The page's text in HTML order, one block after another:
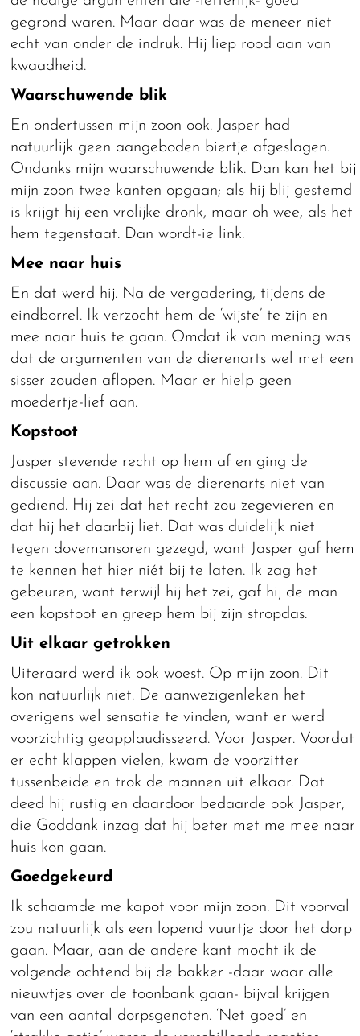
gegrond waren. Maar daar was de meneer niet
echt van onder de indruk. Hij liep rood aan van
kwaadheid.
Waarschuwende blik
En ondertussen mijn zoon ook. Jasper had
natuurlijk geen aangeboden biertje afgeslagen.
Ondanks mijn waarschuwende blik. Dan kan het bij
mijn zoon twee kanten opgaan; als hij blij gestemd
is krijgt hij een vrolijke dronk, maar oh wee, als het
hem tegenstaat. Dan wordt-ie link.
Mee naar huis
En dat werd hij. Na de vergadering, tijdens de
eindborrel. Ik verzocht hem de ‘wijste’ te zijn en
mee naar huis te gaan. Omdat ik van mening was
dat de argumenten van de dierenarts wel met een
sisser zouden aflopen. Maar er hielp geen
moedertje-lief aan.
Kopstoot
Jasper stevende recht op hem af en ging de
discussie aan. Daar was de dierenarts niet van
gediend. Hij zei dat het recht zou zegevieren en
dat hij het daarbij liet. Dat was duidelijk niet
tegen dovemansoren gezegd, want Jasper gaf hem
te kennen het hier niét bij te laten. Ik zag het
gebeuren, want terwijl hij het zei, gaf hij de man
een kopstoot en greep hem bij zijn stropdas.
Uit elkaar getrokken
Uiteraard werd ik ook woest. Op mijn zoon. Dit
kon natuurlijk niet. De aanwezigenleken het
overigens wel sensatie te vinden, want er werd
voorzichtig geapplaudisseerd. Voor Jasper. Voordat
er echt klappen vielen, kwam de voorzitter
tussenbeide en trok de mannen uit elkaar. Dat
deed hij rustig en daardoor bedaarde ook Jasper,
die Goddank inzag dat hij beter met me mee naar
huis kon gaan.
Goedgekeurd
Ik schaamde me kapot voor mijn zoon. Dit voorval
zou natuurlijk als een lopend vuurtje door het dorp
gaan. Maar, aan de andere kant mocht ik de
volgende ochtend bij de bakker -daar waar alle
nieuwtjes over de toonbank gaan- bijval krijgen
van een aantal dorpsgenoten. ‘Net goed’ en